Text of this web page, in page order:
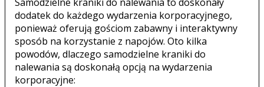
dodatek do każdego wydarzenia korporacyjnego,
ponieważ oferują gościom zabawny i interaktywny
sposób na korzystanie z napojów. Oto kilka
powodów, dlaczego samodzielne kraniki do
nalewania są doskonałą opcją na wydarzenia
korporacyjne: